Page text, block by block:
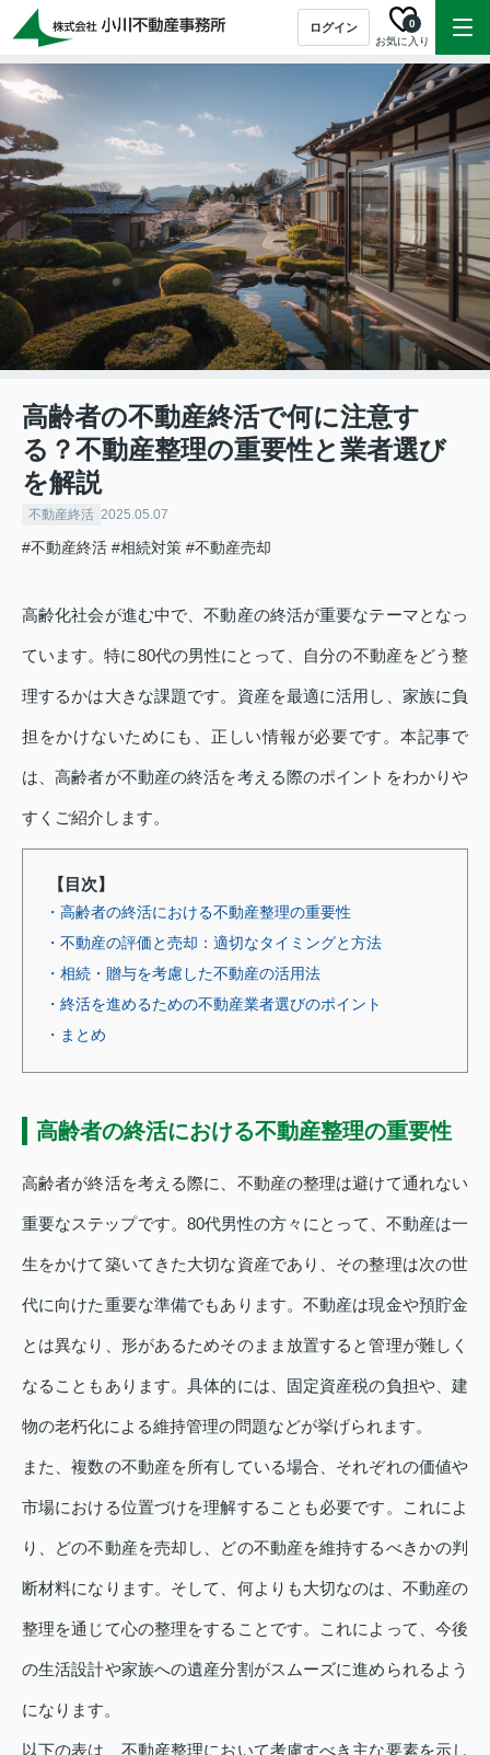
ログイン
お気に入り
0
高齢者の不動産終活で何に注意す
る？不動産整理の重要性と業者選び
を解説
不動産終活 2025.05.07
#不動産終活 #相続対策 #不動産売却
高齢化社会が進む中で、不動産の終活が重要なテーマとなっ
ています。特に80代の男性にとって、自分の不動産をどう整
理するかは大きな課題です。資産を最適に活用し、家族に負
担をかけないためにも、正しい情報が必要です。本記事で
は、高齢者が不動産の終活を考える際のポイントをわかりや
すくご紹介します。
【目次】
・高齢者の終活における不動産整理の重要性
・不動産の評価と売却：適切なタイミングと方法
・相続・贈与を考慮した不動産の活用法
・終活を進めるための不動産業者選びのポイント
・まとめ
高齢者の終活における不動産整理の重要性
高齢者が終活を考える際に、不動産の整理は避けて通れない
重要なステップです。80代男性の方々にとって、不動産は一
生をかけて築いてきた大切な資産であり、その整理は次の世
代に向けた重要な準備でもあります。不動産は現金や預貯金
とは異なり、形があるためそのまま放置すると管理が難しく
なることもあります。具体的には、固定資産税の負担や、建
物の老朽化による維持管理の問題などが挙げられます。
また、複数の不動産を所有している場合、それぞれの価値や
市場における位置づけを理解することも必要です。これによ
り、どの不動産を売却し、どの不動産を維持するべきかの判
断材料になります。そして、何よりも大切なのは、不動産の
整理を通じて心の整理をすることです。これによって、今後
の生活設計や家族への遺産分割がスムーズに進められるよう
になります。
以下の表は、不動産整理において考慮すべき主な要素を示し